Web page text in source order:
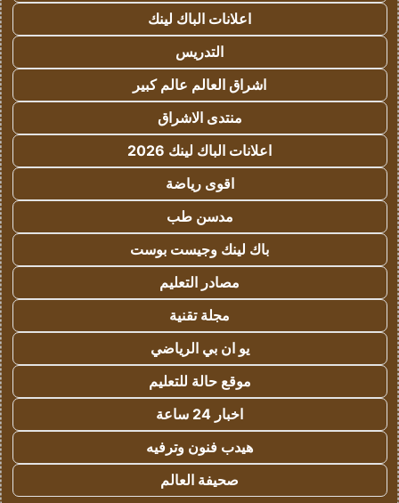
اعلانات الباك لينك
التدريس
اشراق العالم عالم كبير
منتدى الاشراق
اعلانات الباك لينك 2026
اقوى رياضة
مدسن طب
باك لينك وجيست بوست
مصادر التعليم
مجلة تقنية
يو ان بي الرياضي
موقع حالة للتعليم
اخبار 24 ساعة
هيدب فنون وترفيه
صحيفة العالم